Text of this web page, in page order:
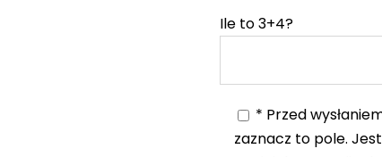
Ile to 3+4?
* Przed
zaznacz to pole.